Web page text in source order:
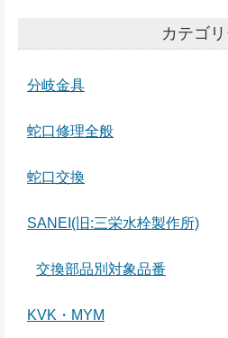
カテゴ
分岐金具
蛇口修理全般
蛇口交換
SANEI(旧:三栄水栓製作所)
交換部品別対象品番
KVK・MYM